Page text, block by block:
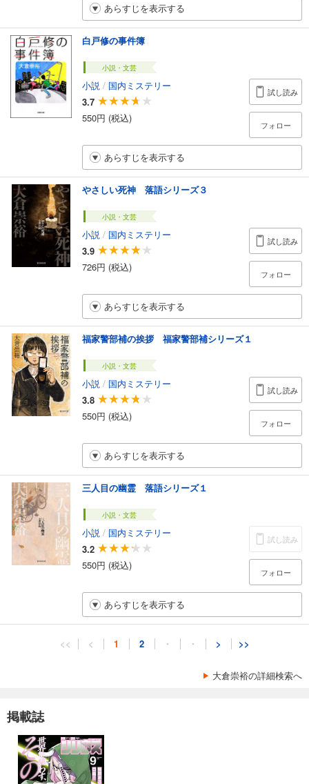
あらすじを表示する
白戸修の事件簿
小説・文芸
小説 / 国内ミステリー
3.7
550円 (税込)
試し読み
フォロー
あらすじを表示する
やさしい死神 落語シリーズ３
小説・文芸
小説 / 国内ミステリー
3.9
726円 (税込)
試し読み
フォロー
あらすじを表示する
福家警部補の挨拶 福家警部補シリーズ１
小説・文芸
小説 / 国内ミステリー
3.8
550円 (税込)
試し読み
フォロー
あらすじを表示する
三人目の幽霊 落語シリーズ１
小説・文芸
小説 / 国内ミステリー
3.2
550円 (税込)
試し読み
フォロー
あらすじを表示する
<< < 1 2 ・ ・ > >>
大倉崇裕の詳細検索へ
掲載誌